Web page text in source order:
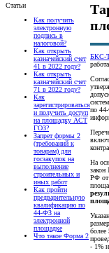
Статьи
Как получить
электронную
подпись в
налоговой?
Как открыть
казначейский счет
41 в 2022 году?
Как открыть
казначейский счет
71 в 2022 году?
Как
зарегистрироваться
и получить доступ
на площадку АСТ
ГОЗ?
Запрет формы 2
(требований к
товарам) для
госзакупок на
выполнение
строительных и
иных работ
Как пройти
предварительную
квалификацию по
44-ФЗ на
электронной
площадке
Что такое Форма 2
БКС-
по
На
закон
РФ от
более
- 1%